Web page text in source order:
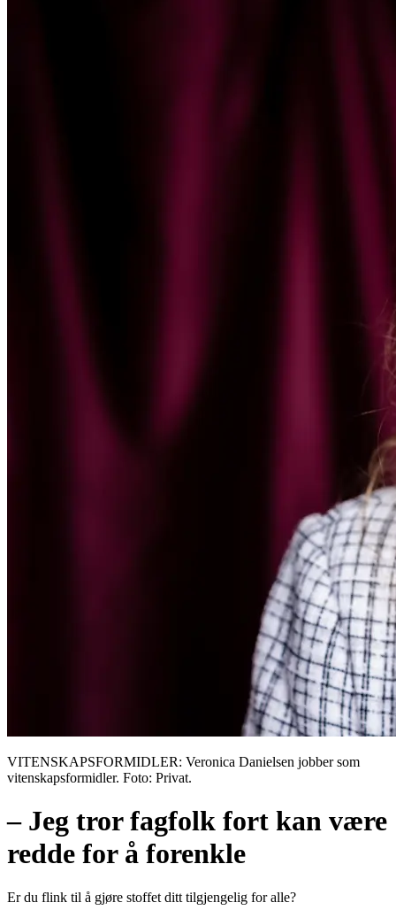
VITENSKAPSFORMIDLER: Veronica Danielsen jobber som
vitenskapsformidler. Foto: Privat.
– Jeg tror fagfolk fort kan være
redde for å forenkle
Er du flink til å gjøre stoffet ditt tilgjengelig for alle?